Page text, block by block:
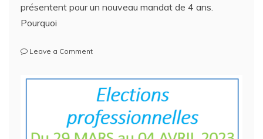
présentent pour un nouveau mandat de 4 ans.
Pourquoi
Leave a Commenton
Faites
entendre
votre
voix